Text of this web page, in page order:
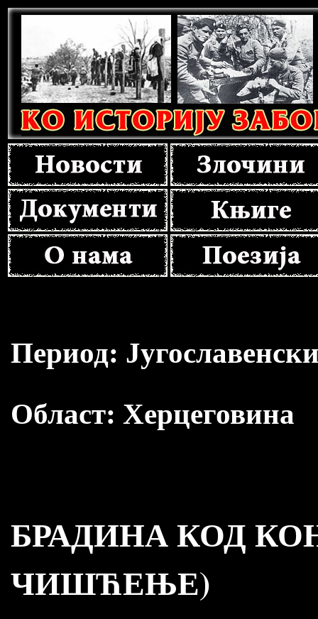
Период:
Област: Херцеговина
БРАДИНА КОД
ЧИШЋЕЊЕ)